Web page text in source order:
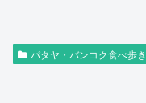
パタヤ・バンコク食べ歩き